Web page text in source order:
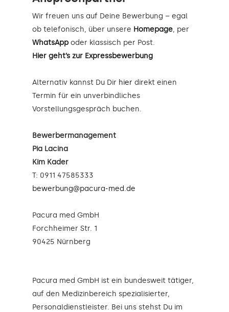
Wir freuen uns auf Deine Bewerbung – egal
ob telefonisch, über unsere Homepage, per
WhatsApp oder klassisch per Post.
Hier geht’s zur Expressbewerbung
Alternativ kannst Du Dir hier direkt einen
Termin für ein unverbindliches
Vorstellungsgespräch buchen.
Bewerbermanagement
Pia Lacina
Kim Kader
T: 0911 47585333
bewerbung@pacura-med.de
Pacura med GmbH
Forchheimer Str. 1
90425 Nürnberg
Pacura med GmbH ist ein bundesweit tätiger,
auf den Medizinbereich spezialisierter,
Personaldienstleister. Bei uns stehst Du im